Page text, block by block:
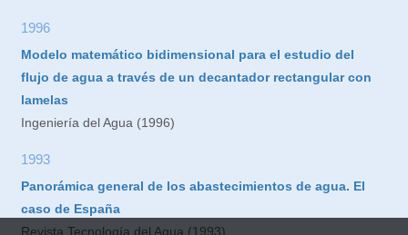
1996
Modelo matemático bidimensional para el estudio del
flujo de agua a través de un decantador rectangular con
lamelas
Ingeniería del Agua (1996)
1993
Panorámica general de los abastecimientos de agua. El
caso de España
Revista Tecnología del Agua (1993)